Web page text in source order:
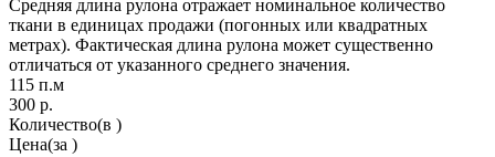
Средняя длина рулона отражает номинальное количество
ткани в единицах продажи (погонных или квадратных
метрах). Фактическая длина рулона может существенно
отличаться от указанного среднего значения.
115 п.м
300 р.
Количество(в )
Цена(за )